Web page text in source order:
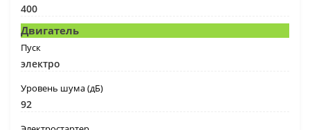
400
Двигатель
Пуск
электро
Уровень шума (дБ)
92